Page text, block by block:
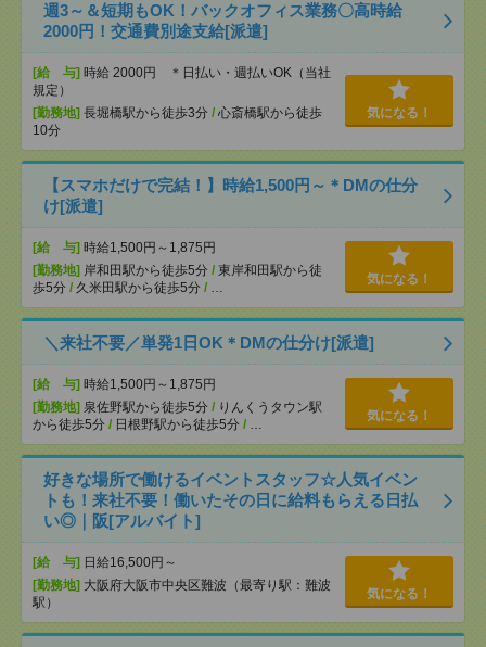
週3～＆短期もOK！バックオフィス業務〇高時給
2000円！交通費別途支給[派遣]
[給 与] 時給 2000円 ＊日払い・週払いOK（当社
規定）
[勤務地] 長堀橋駅から徒歩3分 / 心斎橋駅から徒歩
10分
気になる！
【スマホだけで完結！】時給1,500円～＊DMの仕分
け[派遣]
[給 与] 時給1,500円～1,875円
[勤務地] 岸和田駅から徒歩5分 / 東岸和田駅から徒
歩5分 / 久米田駅から徒歩5分 / …
気になる！
＼来社不要／単発1日OK＊DMの仕分け[派遣]
[給 与] 時給1,500円～1,875円
[勤務地] 泉佐野駅から徒歩5分 / りんくうタウン駅
から徒歩5分 / 日根野駅から徒歩5分 / …
気になる！
好きな場所で働けるイベントスタッフ☆人気イベン
トも！来社不要！働いたその日に給料もらえる日払
い◎｜阪[アルバイト]
[給 与] 日給16,500円～
[勤務地] 大阪府大阪市中央区難波（最寄り駅：難波
駅）
気になる！